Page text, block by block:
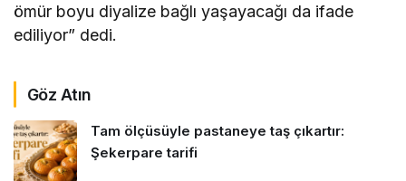
ömür boyu diyalize bağlı yaşayacağı da ifade
ediliyor” dedi.
Göz Atın
Tam ölçüsüyle pastaneye taş çıkartır:
Şekerpare tarifi